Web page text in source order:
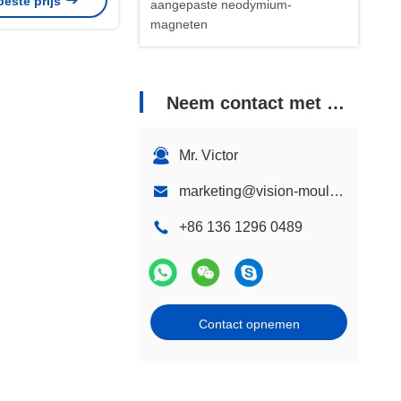
aangepaste neodymium-
magneten
Neem contact met ons op
Mr. Victor
marketing@vision-moulding.com
+86 136 1296 0489
Contact opnemen